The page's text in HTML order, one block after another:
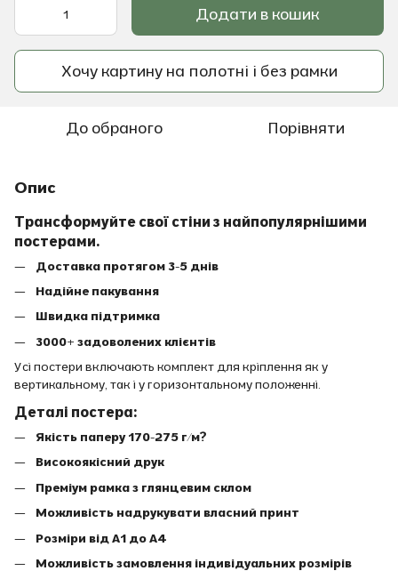
Додати в кошик
Хочу картину на полотні і без рамки
До обраного Порівняти
Опис
Трансформуйте свої стіни з найпопулярнішими
постерами.
Доставка протягом 3-5 днів
Надійне пакування
Швидка підтримка
3000+ задоволених клієнтів
Усі постери включають комплект для кріплення як у
вертикальному, так і у горизонтальному положенні.
Деталі постера:
Якість паперу 170-275 г/м?
Високоякісний друк
Преміум рамка з глянцевим склом
Можливість надрукувати власний принт
Розміри від A1 до A4
Можливість замовлення індивідуальних розмірів